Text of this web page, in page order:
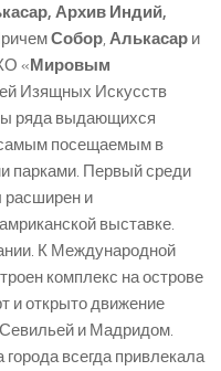
Архив Индий,
Собор, Алькасар и
«Мировым
Изящных Искусств
ряда выдающихся
самым посещаемым в
парками. Первый среди
расширен и
выставке.
К Международной
комплекс на острове
и открыто движение
и Мадридом.
всегда привлекала